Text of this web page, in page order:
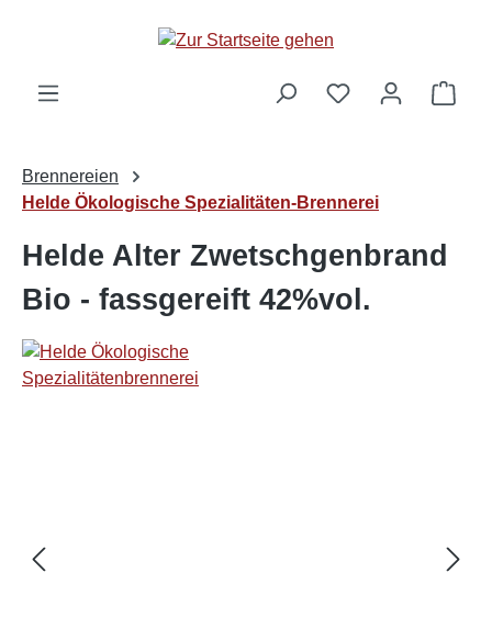
Brennereien
Helde Ökologische Spezialitäten-Brennerei
Helde Alter Zwetschgenbrand
Bio - fassgereift 42%vol.